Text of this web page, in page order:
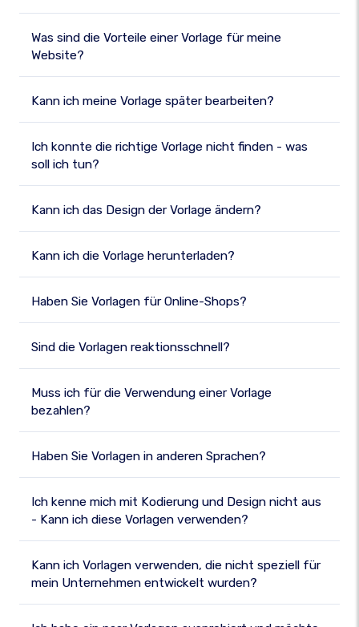
Was sind die Vorteile einer Vorlage für meine
Website?
Kann ich meine Vorlage später bearbeiten?
Ich konnte die richtige Vorlage nicht finden - was
soll ich tun?
Kann ich das Design der Vorlage ändern?
Kann ich die Vorlage herunterladen?
Haben Sie Vorlagen für Online-Shops?
Sind die Vorlagen reaktionsschnell?
Muss ich für die Verwendung einer Vorlage
bezahlen?
Haben Sie Vorlagen in anderen Sprachen?
Ich kenne mich mit Kodierung und Design nicht aus
- Kann ich diese Vorlagen verwenden?
Kann ich Vorlagen verwenden, die nicht speziell für
mein Unternehmen entwickelt wurden?